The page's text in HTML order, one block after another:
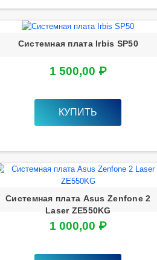
Системная плата Irbis SP50
1 500,00 ₽
КУПИТЬ
Системная плата Asus Zenfone 2
Laser ZE550KG
1 000,00 ₽